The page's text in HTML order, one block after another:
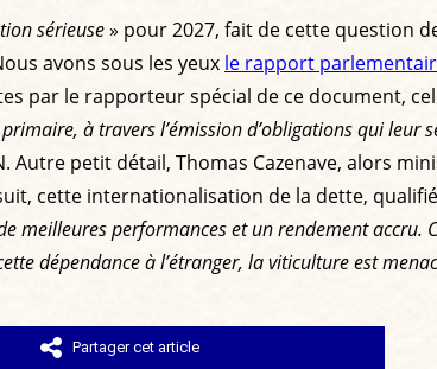
sérieuse» pour 2027, fait de cette question
avons sous les yeux le rapport
par le rapporteur spécial de ce document,
à travers l’émission d’obligations qui leur
petit détail, Thomas Cazenave, alors
cette internationalisation de la dette,
performances et un rendement accru.
dépendance à l’étranger, la viticulture est
Partager cet article